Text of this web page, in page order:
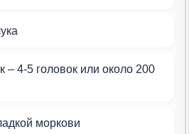
4-5 головок или около 200
моркови